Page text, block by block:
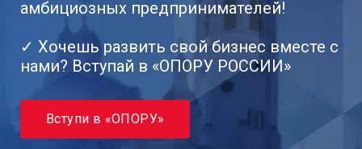
odno-okno@opora35.ru
Обратный вызов
амбициозных предпринимателей!
✓ Хочешь развить свой бизнес вместе с
нами? Вступай в «ОПОРУ РОССИИ»
Вступи в «ОПОРУ»